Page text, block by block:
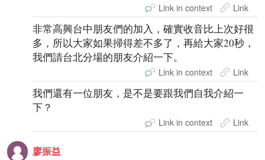
Link in context Link
非常高興台中朋友們的加入，確實收音比上次好很
多，所以大家如果掃得差不多了，再給大家20秒，
我們請台北分場的朋友介紹一下。
Link in context Link
我們還有一位朋友，是不是要跟我們自我介紹一
下？
Link in context Link
廖振益